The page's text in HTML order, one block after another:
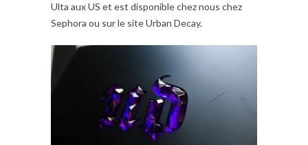
Ulta aux US et est disponible chez nous chez
Sephora ou sur le site Urban Decay.